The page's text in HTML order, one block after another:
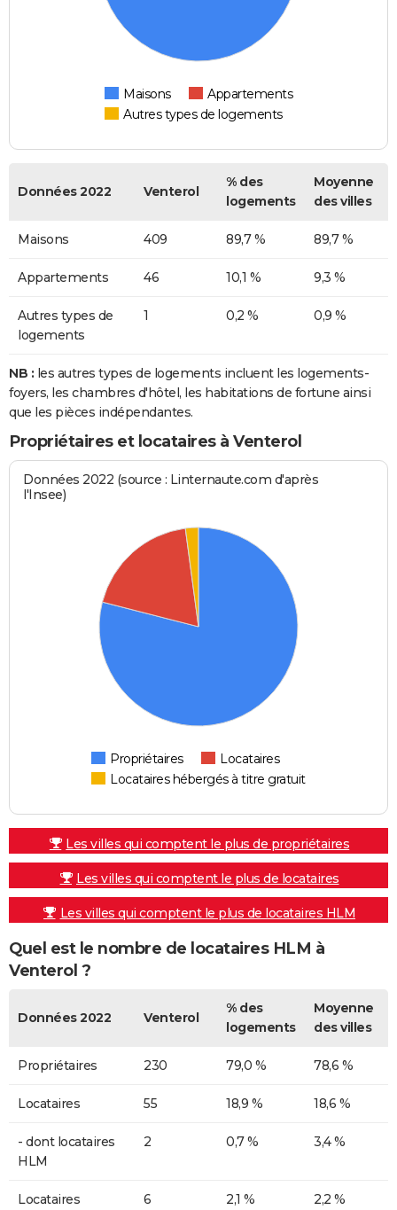
Maisons
Appartements
Autres types de logements
Données 2022 Venterol
% des
logements
Moyenne
des villes
Maisons 409 89,7 % 89,7 %
Appartements 46 10,1 % 9,3 %
Autres types de
logements
1 0,2 % 0,9 %
NB : les autres types de logements incluent les logements-
foyers, les chambres d'hôtel, les habitations de fortune ainsi
que les pièces indépendantes.
Propriétaires et locataires à Venterol
Données 2022 (source : Linternaute.com d'après
l'Insee)
Propriétaires
Locataires
Locataires hébergés à titre gratuit
Les villes qui comptent le plus de propriétaires
Les villes qui comptent le plus de locataires
Les villes qui comptent le plus de locataires HLM
Quel est le nombre de locataires HLM à
Venterol ?
Données 2022 Venterol
% des
logements
Moyenne
des villes
Propriétaires 230 79,0 % 78,6 %
Locataires 55 18,9 % 18,6 %
- dont locataires
HLM
2 0,7 % 3,4 %
Locataires
6 2,1 % 2,2 %